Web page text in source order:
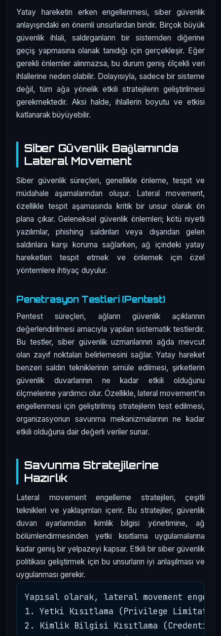
Yatay hareketin erken engellenmesi, siber güvenlik
anlayışındaki en önemli unsurlardan biridir. Birçok büyük
güvenlik ihlali, saldırganların bir sistemden diğerine
geçiş yapmasına olanak tanıdığı için gerçekleşir. Eğer
gerekli önlemler alınmazsa, bu durum geniş ölçekli veri
ihlallerine neden olabilir. Dolayısıyla, sadece bir sisteme
değil, tüm ağa yönelik etkili stratejilerin geliştirilmesi
gerekmektedir. Aksi halde, ihlallerin boyutu ve etkisi
katlanarak büyüyebilir.
Siber Güvenlik Bağlamında
Lateral Movement
Siber güvenlik süreçleri, genellikle önleme, tespit ve
müdahale aşamalarından oluşur. Lateral movement,
özellikle tespit aşamasında kritik bir unsur olarak ön
plana çıkar. Geleneksel güvenlik önlemleri; kötü niyetli
yazılımlar, phishing saldırıları veya dışarıdan gelen
saldırılara karşı koruma sağlarken, ağ içindeki yatay
hareketleri tespit etmek ve önlemek için özel
yöntemlere ihtiyaç duyulur.
Penetrasyon Testleri (Pentest)
Pentest süreçleri, ağların güvenlik açıklarının
değerlendirilmesi amacıyla yapılan sistematik testlerdir.
Bu testler, siber güvenlik uzmanlarının ağda mevcut
olan zayıf noktaları belirlemesini sağlar. Yatay hareket
benzeri saldırı tekniklerinin simüle edilmesi, şirketlerin
güvenlik duvarlarının ne kadar etkili olduğunu
ölçmelerine yardımcı olur. Özellikle, lateral movement'ın
engellenmesi için geliştirilmiş stratejilerin test edilmesi,
organizasyonun savunma mekanizmalarının ne kadar
etkili olduğuna dair değerli veriler sunar.
Savunma Stratejilerine
Hazırlık
Lateral movement engelleme stratejileri, çeşitli
teknikleri ve yaklaşımları içerir. Bu stratejiler, güvenlik
duvarı ayarlarından kimlik bilgisi yönetimine, ağ
bölümlendirmesinden yetki kısıtlama uygulamalarına
kadar geniş bir yelpazeyi kapsar. Etkili bir siber güvenlik
politikası geliştirmek için bu unsurların iyi anlaşılması ve
uygulanması gerekir.
Yapısal olarak, lateral movement
1. Yetki Kısıtlama (Privilege
2. Kimlik Bilgisi Kısıtlama